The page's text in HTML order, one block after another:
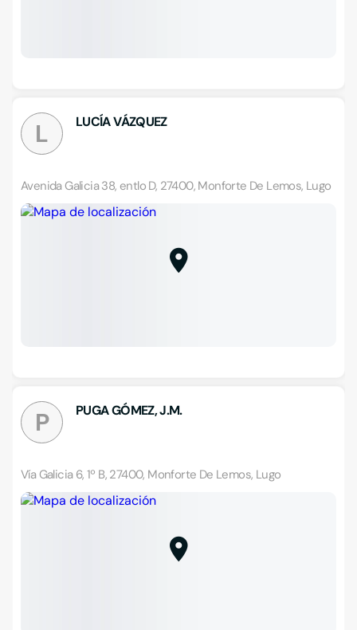
L LUCÍA VÁZQUEZ
Avenida Galicia 38, entlo D, 27400, Monforte De Lemos, Lugo
P PUGA GÓMEZ, J.M.
Vía Galicia 6, 1º B, 27400, Monforte De Lemos, Lugo